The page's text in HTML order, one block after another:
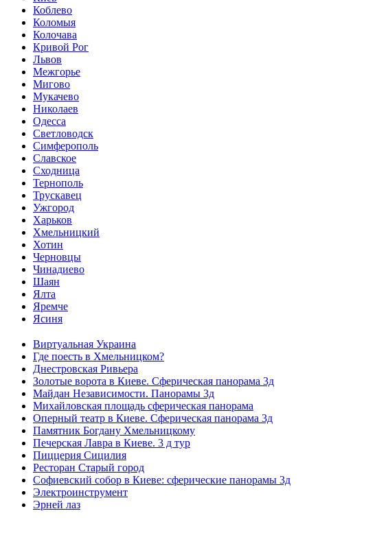
Коблево
Коломыя
Колочава
Кривой Рог
Львов
Межгорье
Мигово
Мукачево
Николаев
Одесса
Светловодск
Симферополь
Славское
Сходница
Тернополь
Трускавец
Ужгород
Харьков
Хмельницкий
Хотин
Черновцы
Чинадиево
Шаян
Ялта
Яремче
Ясиня
Виртуальная Украина
Где поесть в Хмельницком?
Днестровская Ривьера
Золотые ворота в Киеве. Сферическая панорама 3д
Майдан Независимости. Панорамы 3д
Михайловская площадь сферическая панорама
Оперный театр в Киеве. Сферическая панорама 3д
Памятник Богдану Хмельницкому
Печерская Лавра в Киеве. 3 д тур
Пиццерия Сицилия
Ресторан Старый город
Софиевский собор в Киеве: сферические панорамы 3д
Электроинструмент
Эрней лаз